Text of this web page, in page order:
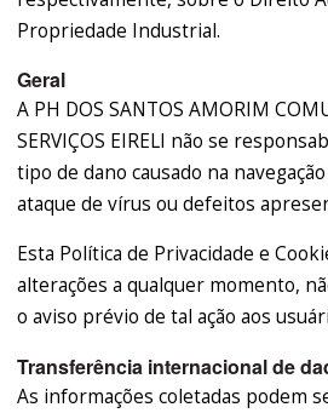
Propriedade Industrial.
Geral
A PH DOS SANTOS AMORIM
SERVIÇOS EIRELI não se
tipo de dano causado na
ataque de vírus ou defeitos
Esta Política de Privacidade e
alterações a qualquer momento,
o aviso prévio de tal ação aos
Transferência internacional de
As informações coletadas podem